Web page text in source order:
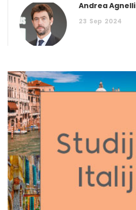
Andrea Agnelli
23 Sep 2024